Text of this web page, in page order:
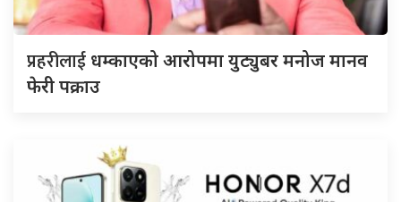
प्रहरीलाई धम्काएको आरोपमा युट्युबर मनोज मानव
फेरी पक्राउ